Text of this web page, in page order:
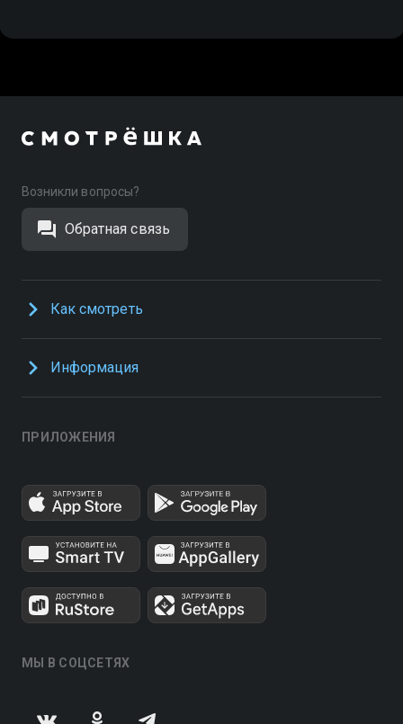
Возникли вопросы?
Обратная связь
Как смотреть
Информация
ПРИЛОЖЕНИЯ
МЫ В СОЦСЕТЯХ